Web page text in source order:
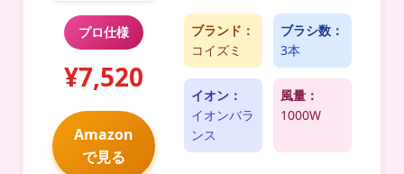
プロ仕様
¥7,520
Amazon
で見る
ブランド：
コイズミ
ブラシ数：
3本
イオン：
イオンバラ
ンス
風量：
1000W